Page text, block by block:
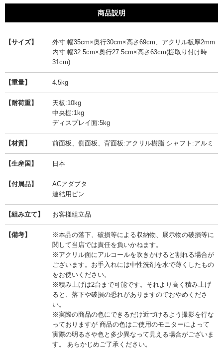
商品説明
【サイズ】
外寸:幅35cm×奥行30cm×高さ69cm、アクリル板厚2mm
内寸:幅32.5cm×奥行27.5cm×高さ63cm(棚取り付け時
31cm)
【重量】 4.5kg
【耐荷重】
天板:10kg
中央棚:1kg
ディスプレイ面:5kg
【材質】 前面板、側面板、背面板:アクリル樹脂 シャフト:アルミ
【生産国】 日本
【付属品】
ACアダプタ
連結用ピン
【組み立て】 お客様組立品
【備考】
※本品の落下、破損等による収納物、展示物の破損等に
関して当店では責任を負いかねます。
※アクリル面にアルコールを吹きかけると割れる場合が
ございます。お手入れには中性洗剤を水で薄くしたもの
をお使いください。
※積み上げは2台まで可能です。それより高く積み上げ
ると、落下や破損の恐れがありますのでおやめくださ
い。
※実際の商品の色にできるだけ近づけるよう撮影を行な
っておりますが 商品の色はご使用のモニターによって
実際の明るさや色と多少異なって見える場合がございま
す。 あらかじめご了承ください。